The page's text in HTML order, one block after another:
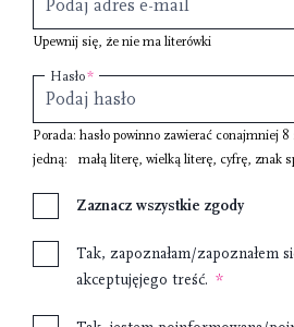
Upewnij się, że nie ma literówki
Hasło
Porada: hasło powinno zawierać conajmniej 8
jedną:
małą literę wielką literę cyfrę znak
Zaznacz wszystkie zgody
Tak, zapoznałam/zapoznałem
akceptujęjego treść.